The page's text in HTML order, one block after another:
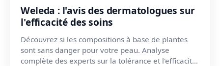
Weleda : l'avis des dermatologues sur
l'efficacité des soins
Découvrez si les compositions à base de plantes
sont sans danger pour votre peau. Analyse
complète des experts sur la tolérance et l'efficacité